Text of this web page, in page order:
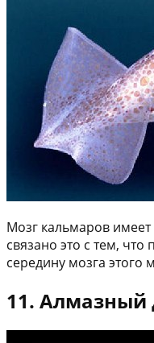
Мозг кальмаров
связано это с тем,
середину мозга этого
11. Алмазный